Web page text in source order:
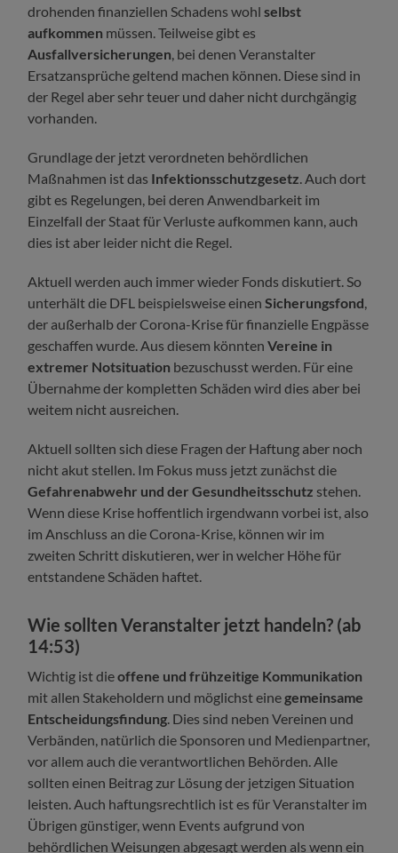
drohenden finanziellen Schadens wohlselbst
aufkommen müssen. Teilweise gibt es
Ausfallversicherungen, bei denen Veranstalter
Ersatzansprüche geltend machen können. Diese sind in
der Regel aber sehr teuer und daher nicht durchgängig
vorhanden.
Grundlage der jetzt verordneten behördlichen
Maßnahmen ist das Infektionsschutzgesetz. Auch dort
gibt es Regelungen, bei deren Anwendbarkeit im
Einzelfall der Staat für Verluste aufkommen kann, auch
dies ist aber leider nicht die Regel.
Aktuell werden auch immer wieder Fonds diskutiert. So
unterhält die DFL beispielsweise einenSicherungsfond,
der außerhalb der Corona-Krise für finanzielle Engpässe
geschaffen wurde. Aus diesem könntenVereine in
extremer Notsituation bezuschusst werden. Für eine
Übernahme der kompletten Schäden wird dies aber bei
weitem nicht ausreichen.
Aktuell sollten sich diese Fragen der Haftung aber noch
nicht akut stellen. Im Fokus muss jetzt zunächst die
Gefahrenabwehr und der Gesundheitsschutz stehen.
Wenn diese Krise hoffentlich irgendwann vorbei ist, also
im Anschluss an die Corona-Krise, können wir im
zweiten Schritt diskutieren, wer in welcher Höhe für
entstandene Schäden haftet.
Wie sollten Veranstalter jetzt handeln? (ab
14:53)
Wichtig ist dieoffene und frühzeitige Kommunikation
mit allen Stakeholdern und möglichst einegemeinsame
Entscheidungsfindung. Dies sind neben Vereinen und
Verbänden, natürlich die Sponsoren und Medienpartner,
vor allem auch die verantwortlichen Behörden. Alle
sollten einen Beitrag zur Lösung der jetzigen Situation
leisten. Auch haftungsrechtlich ist es für Veranstalter im
Übrigen günstiger, wenn Events aufgrund von
behördlichen Weisungen abgesagt werden als wenn ein